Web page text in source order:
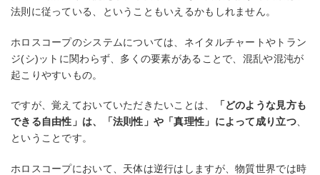
法則に従っている、ということもいえるかもしれません。
ホロスコープのシステムについては、ネイタルチャートやトラン
ジ(シ)ットに関わらず、多くの要素があることで、混乱や混沌が
起こりやすいもの。
ですが、覚えておいていただきたいことは、
「どのような見方も
できる自由性」は、「法則性」や「真理性」によって成り立つ、
ということです。
ホロスコープにおいて、天体は逆行はしますが、物質世界では時